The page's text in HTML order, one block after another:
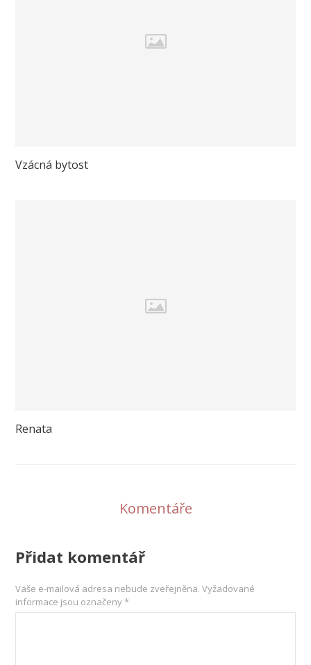
Vzácná bytost
Renata
Komentáře
Přidat komentář
Vaše e-mailová adresa nebude zveřejněna. Vyžadované
informace jsou označeny*